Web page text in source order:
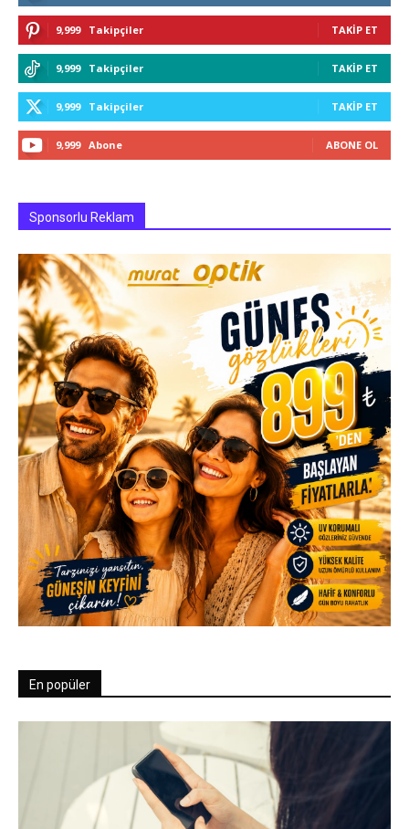
9,999 Takipçiler TAKIP ET
9,999 Takipçiler TAKIP ET
9,999 Takipçiler TAKIP ET
9,999 Abone ABONE OL
Sponsorlu Reklam
En popüler